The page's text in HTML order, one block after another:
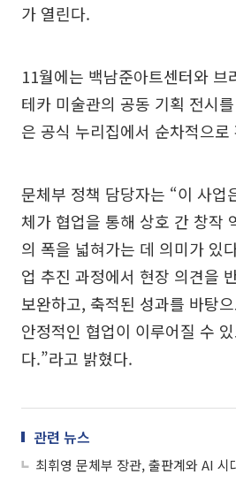
가 열린다.
11월에는 백남준아트센터와 브
테카 미술관의 공동 기획 전시
은 공식 누리집에서 순차적으
문체부 정책 담당자는 “이 사업
체가 협업을 통해 상호 간 창작
의 폭을 넓혀가는 데 의미가 있
업 추진 과정에서 현장 의견을
보완하고, 축적된 성과를 바탕
안정적인 협업이 이루어질 수
다.”라고 밝혔다.
관련 뉴스
최휘영 문체부 장관, 출판계와 AI 시